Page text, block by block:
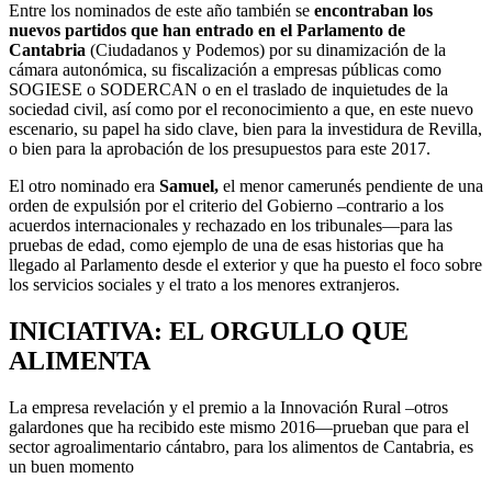
Entre los nominados de este año también se encontraban los
nuevos partidos que han entrado en el Parlamento de
Cantabria (Ciudadanos y Podemos) por su dinamización de la
cámara autonómica, su fiscalización a empresas públicas como
SOGIESE o SODERCAN o en el traslado de inquietudes de la
sociedad civil, así como por el reconocimiento a que, en este nuevo
escenario, su papel ha sido clave, bien para la investidura de Revilla,
o bien para la aprobación de los presupuestos para este 2017.
El otro nominado era Samuel, el menor camerunés pendiente de una
orden de expulsión por el criterio del Gobierno –contrario a los
acuerdos internacionales y rechazado en los tribunales—para las
pruebas de edad, como ejemplo de una de esas historias que ha
llegado al Parlamento desde el exterior y que ha puesto el foco sobre
los servicios sociales y el trato a los menores extranjeros.
INICIATIVA: EL ORGULLO QUE
ALIMENTA
La empresa revelación y el premio a la Innovación Rural –otros
galardones que ha recibido este mismo 2016—prueban que para el
sector agroalimentario cántabro, para los alimentos de Cantabria, es
un buen momento